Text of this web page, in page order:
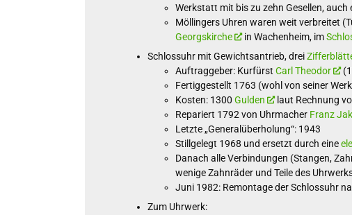
Werkstatt mit bis zu zehn Gesellen, auch
Möllingers Uhren waren weit verbreitet
Georgskirche
in Wachenheim, im
Schlossuhr mit Gewichtsantrieb, drei
Auftraggeber: Kurfürst Carl Theodor
Fertiggestellt 1763 (wohl von seiner
Kosten: 1300 Gulden
laut Rechnung
Repariert 1792 von Uhrmacher Franz
Letzte „Generalüberholung“: 1943
Stillgelegt 1968 und ersetzt durch eine
Danach alle Verbindungen (Stangen,
wenige Zahnräder und Teile des
Juni 1982: Remontage der Schlossuhr
Zum Uhrwerk: